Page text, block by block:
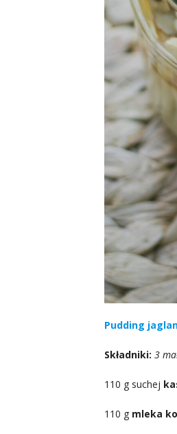
Pudding
Składniki: 3
110 g suchej
110 g mleka